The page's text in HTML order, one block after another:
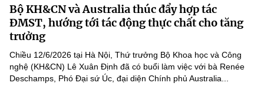
Sở Khoa học và Công nghệ
Chuyển đổi số
Sở hữu trí tuệ
Văn bản QPPL
Văn bản chỉ đạo điều hành
Lấy ý kiến người dân về dự thảo VBQPPL
MST IOFFICE
THỐNG KÊ
Khoa học và Công nghệ
Multimedia
Bộ KH&CN và Australia thúc đẩy hợp tác
ĐMST, hướng tới tác động thực chất cho tăng
trưởng
Chiều 12/6/2026 tại Hà Nội, Thứ trưởng Bộ Khoa học và Công
nghệ (KH&CN) Lê Xuân Định đã có buổi làm việc với bà Renée
Deschamps, Phó Đại sứ Úc, đại diện Chính phủ Australia...